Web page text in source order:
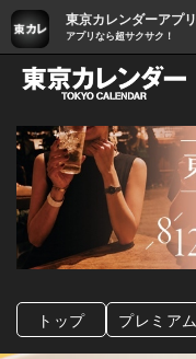
東京カレンダーアプリ
アプリなら超サクサク！
トップ プレミアム